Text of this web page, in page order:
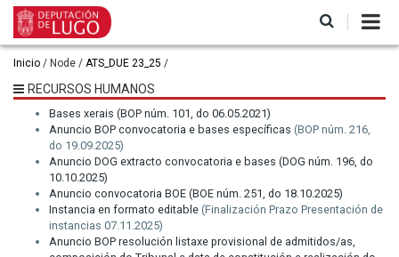
Pasar
contenido
principal
Ruta
de
navegación
Inicio Node ATS_DUE 23_25
RECURSOS HUMANOS
Bases xerais (BOP núm. 101, do 06.05.2021)
Anuncio BOP convocatoria e bases específicas (BOP núm. 216,
do 19.09.2025)
Anuncio DOG extracto convocatoria e bases (DOG núm. 196, do
10.10.2025)
Anuncio convocatoria BOE (BOE núm. 251, do 18.10.2025)
Instancia en formato editable (Finalización Prazo Presentación de
instancias 07.11.2025)
Anuncio BOP resolución listaxe provisional de admitidos/as,